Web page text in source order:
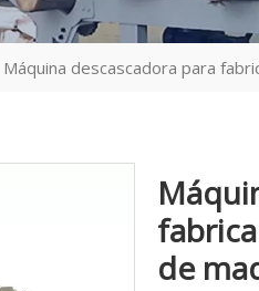
Máquina descascadora para
de